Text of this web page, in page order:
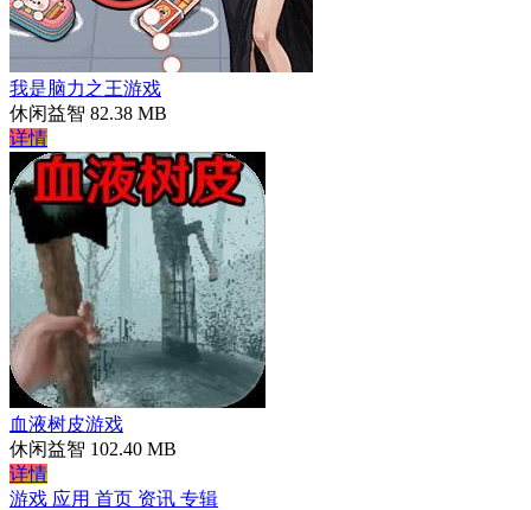
我是脑力之王游戏
休闲益智 82.38 MB
详情
血液树皮游戏
休闲益智 102.40 MB
详情
游戏 应用 首页 资讯 专辑